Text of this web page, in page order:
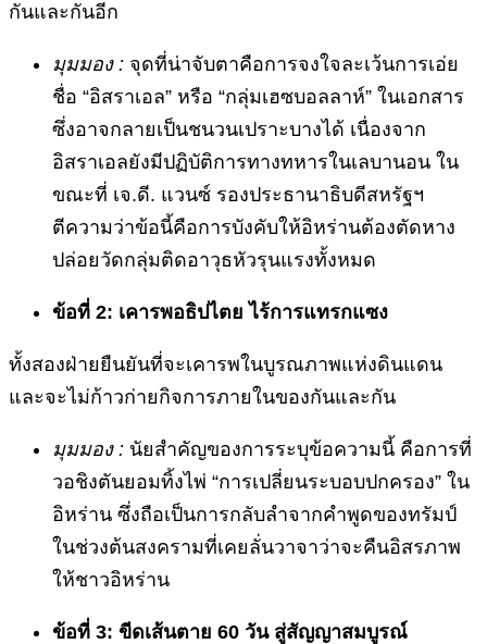
กันและกันอีก
มุมมอง : จุดที่น่าจับตาคือการจงใจละเว้นการเอ่ย
ชื่อ “อิสราเอล” หรือ “กลุ่มเฮซบอลลาห์” ในเอกสาร
ซึ่งอาจกลายเป็นชนวนเปราะบางได้ เนื่องจาก
อิสราเอลยังมีปฏิบัติการทางทหารในเลบานอน ใน
ขณะที่ เจ.ดี. แวนซ์ รองประธานาธิบดีสหรัฐฯ
ตีความว่าข้อนี้คือการบังคับให้อิหร่านต้องตัดหาง
ปล่อยวัดกลุ่มติดอาวุธหัวรุนแรงทั้งหมด
ข้อที่ 2: เคารพอธิปไตย ไร้การแทรกแซง
ทั้งสองฝ่ายยืนยันที่จะเคารพในบูรณภาพแห่งดินแดน
และจะไม่ก้าวก่ายกิจการภายในของกันและกัน
มุมมอง : นัยสำคัญของการระบุข้อความนี้ คือการที่
วอชิงตันยอมทิ้งไพ่ “การเปลี่ยนระบอบปกครอง” ใน
อิหร่าน ซึ่งถือเป็นการกลับลำจากคำพูดของทรัมป์
ในช่วงต้นสงครามที่เคยลั่นวาจาว่าจะคืนอิสรภาพ
ให้ชาวอิหร่าน
ข้อที่ 3: ขีดเส้นตาย 60 วัน สู่สัญญาสมบูรณ์